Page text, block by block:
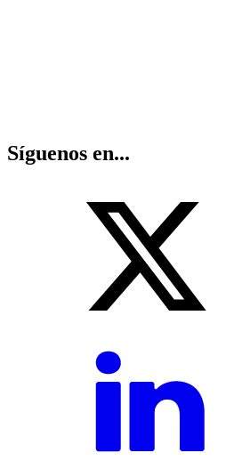
Síguenos en...